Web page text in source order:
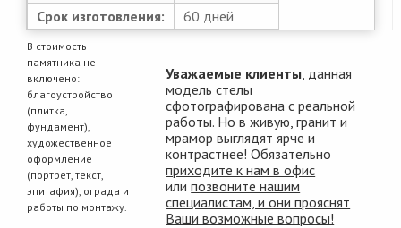
Срок изготовления:
60 дней
В стоимость
памятника не
включено:
благоустройство
(плитка,
фундамент),
художественное
оформление
(портрет, текст,
эпитафия), ограда и
работы по монтажу.
Уважаемые клиенты , данная
модель стелы
сфотографирована с реальной
работы. Но в живую, гранит и
мрамор выглядят ярче и
контрастнее! Обязательно
приходите к нам в офис
илипозвоните нашим
специалистам, и они прояснят
Ваши возможные вопросы!